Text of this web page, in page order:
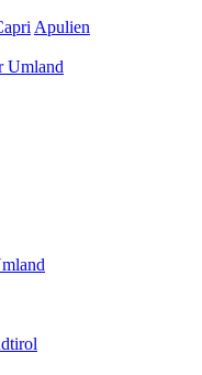
Apulien
Umland